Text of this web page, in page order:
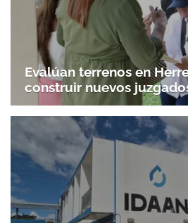
Evalúan terrenos en
construir nuevos